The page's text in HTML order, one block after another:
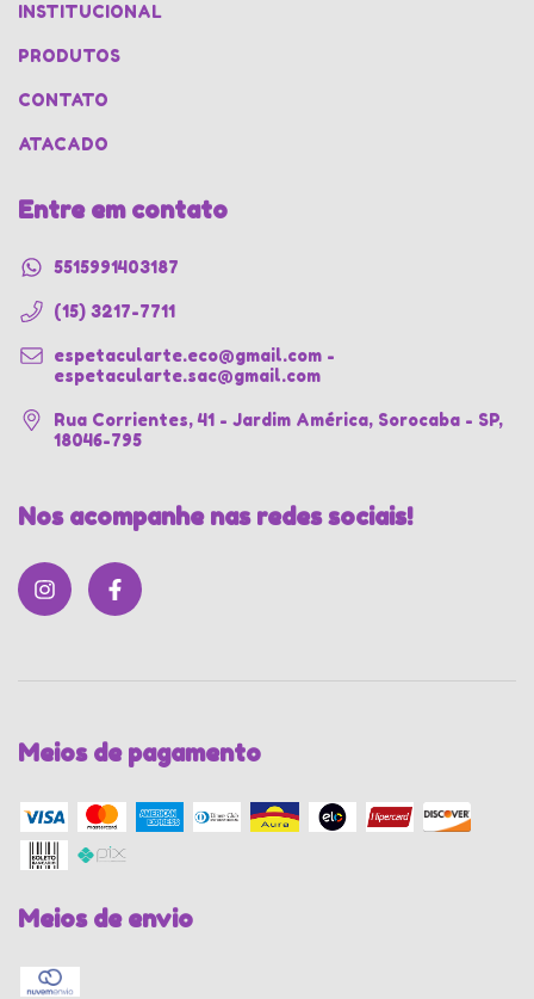
INSTITUCIONAL
PRODUTOS
CONTATO
ATACADO
Entre em contato
5515991403187
(15) 3217-7711
espetacularte.eco@gmail.com -
espetacularte.sac@gmail.com
Rua Corrientes, 41 - Jardim América, Sorocaba - SP,
18046-795
Nos acompanhe nas redes sociais!
Meios de pagamento
Meios de envio